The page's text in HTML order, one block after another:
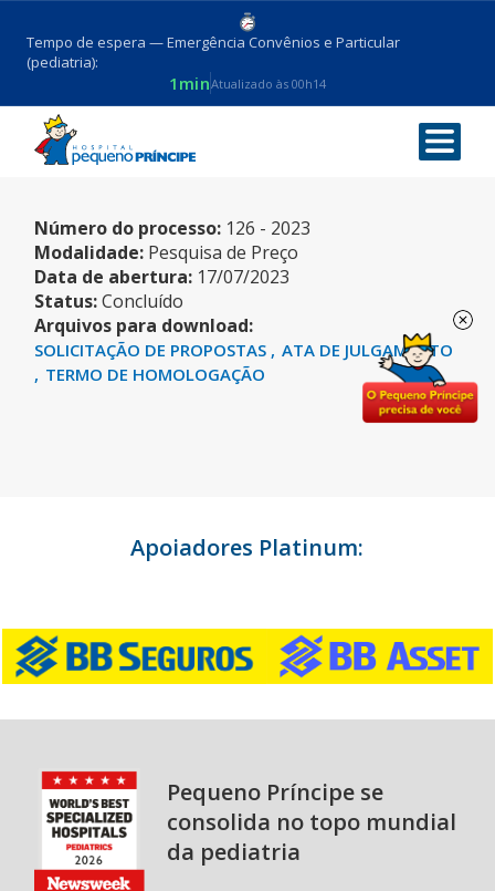
Tempo de espera — Emergência Convênios e Particular
(pediatria):
1minAtualizado às 00h14
REAGENTES
Número do processo: 126 - 2023
Modalidade: Pesquisa de Preço
Data de abertura: 17/07/2023
Status:Concluído
Arquivos para download:
SOLICITAÇÃO DE PROPOSTAS
ATA DE JULGAMENTO
TERMO DE HOMOLOGAÇÃO
Apoiadores Platinum:
Pequeno Príncipe se
consolida no topo mundial
da pediatria